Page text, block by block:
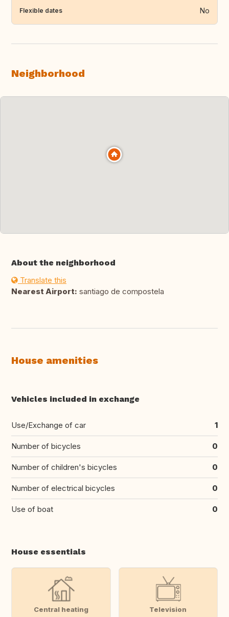
Flexible dates No
Neighborhood
About the neighborhood
Translate this
Nearest Airport: santiago de compostela
House amenities
Vehicles included in exchange
Use/Exchange of car 1
Number of bicycles 0
Number of children's bicycles 0
Number of electrical bicycles 0
Use of boat 0
House essentials
Central heating Television